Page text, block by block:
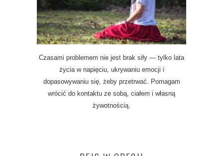
Czasami problemem nie jest brak siły — tylko lata
życia w napięciu, ukrywaniu emocji i
dopasowywaniu się, żeby przetrwać. Pomagam
wrócić do kontaktu ze sobą, ciałem i własną
żywotnością.